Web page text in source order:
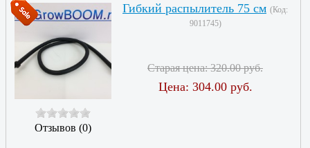
Отзывов (0)
Гибкий распылитель 75 см (Код:
9011745)
Старая цена:320.00 руб.
Цена: 304.00 руб.